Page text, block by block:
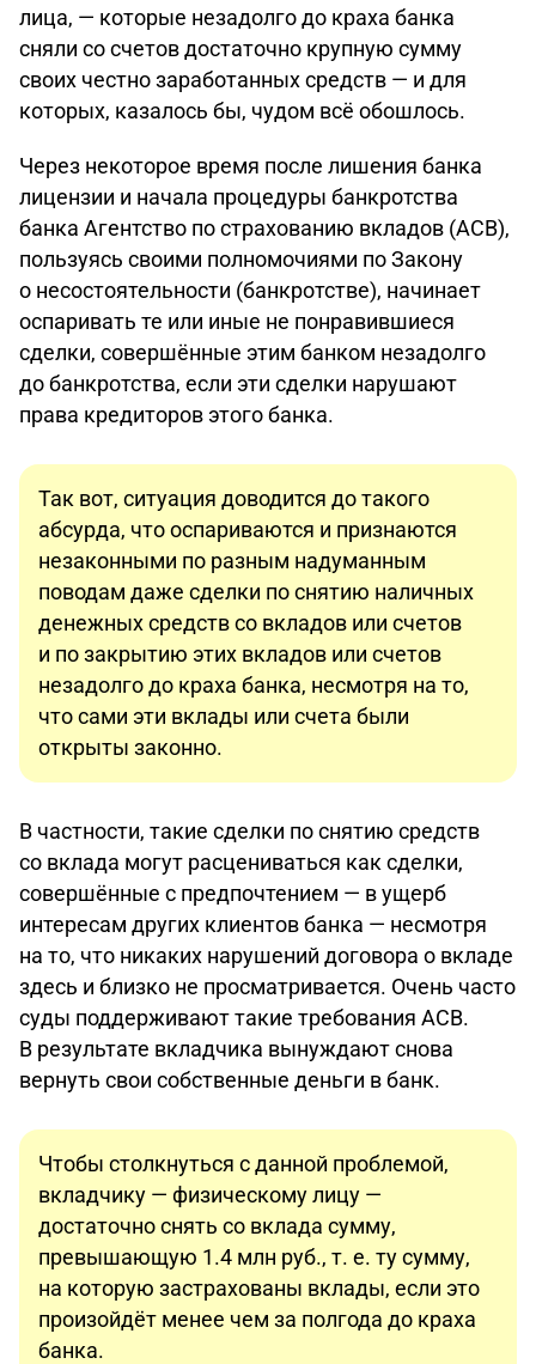
лица, — которые незадолго до краха банка
сняли со счетов достаточно крупную сумму
своих честно заработанных средств — и для
которых, казалось бы, чудом всё обошлось.
Через некоторое время после лишения банка
лицензии и начала процедуры банкротства
банка Агентство по страхованию вкладов (АСВ),
пользуясь своими полномочиями по Закону
о несостоятельности (банкротстве), начинает
оспаривать те или иные не понравившиеся
сделки, совершённые этим банком незадолго
до банкротства, если эти сделки нарушают
права кредиторов этого банка.
Так вот, ситуация доводится до такого
абсурда, что оспариваются и признаются
незаконными по разным надуманным
поводам даже сделки по снятию наличных
денежных средств со вкладов или счетов
и по закрытию этих вкладов или счетов
незадолго до краха банка, несмотря на то,
что сами эти вклады или счета были
открыты законно.
В частности, такие сделки по снятию средств
со вклада могут расцениваться как сделки,
совершённые с предпочтением — в ущерб
интересам других клиентов банка — несмотря
на то, что никаких нарушений договора о вкладе
здесь и близко не просматривается. Очень часто
суды поддерживают такие требования АСВ.
В результате вкладчика вынуждают снова
вернуть свои собственные деньги в банк.
Чтобы столкнуться с данной проблемой,
вкладчику — физическому лицу —
достаточно снять со вклада сумму,
превышающую 1.4 млн руб., т. е. ту сумму,
на которую застрахованы вклады, если это
произойдёт менее чем за полгода до краха
банка.